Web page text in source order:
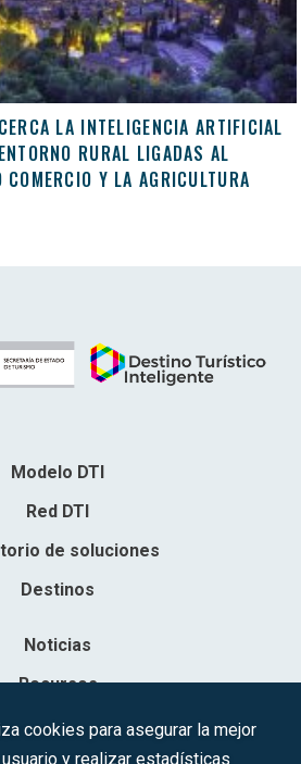
LA INTELIGENCIA ARTIFICIAL
RURAL LIGADAS AL
Y LA AGRICULTURA
Modelo DTI
Red DTI
de soluciones
Destinos
Noticias
Recursos
Contacto
cookies para asegurar la mejor
y realizar estadísticas